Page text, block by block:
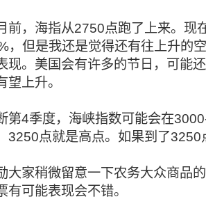
前，海指从2750点跑了上来。现
，但是我还是觉得还有往上升的
现。美国会有许多的节日，可能
望上升。
第4季度，海峡指数可能会在
3250点就是高点。如果到了3250
大家稍微留意一下农务大众商品
有可能表现会不错。